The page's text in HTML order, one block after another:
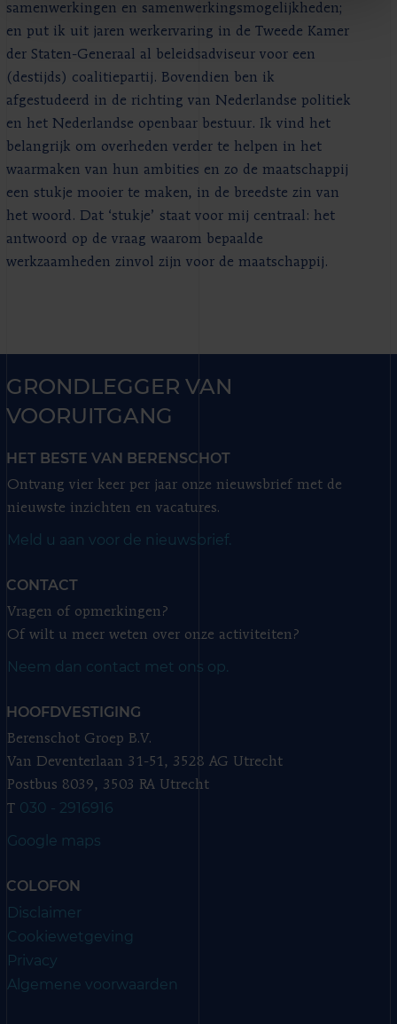
samenwerkingen en samenwerkingsmogelijkheden;
en put ik uit jaren werkervaring in de Tweede Kamer
der Staten-Generaal al beleidsadviseur voor een
(destijds) coalitiepartij. Bovendien ben ik
afgestudeerd in de richting van Nederlandse politiek
en het Nederlandse openbaar bestuur. Ik vind het
belangrijk om overheden verder te helpen in het
waarmaken van hun ambities en zo de maatschappij
een stukje mooier te maken, in de breedste zin van
het woord. Dat ‘stukje’ staat voor mij centraal: het
antwoord op de vraag waarom bepaalde
werkzaamheden zinvol zijn voor de maatschappij.
GRONDLEGGER VAN
VOORUITGANG
HET BESTE VAN BERENSCHOT
Ontvang vier keer per jaar onze nieuwsbrief met de
nieuwste inzichten en vacatures.
Meld u aan voor de nieuwsbrief.
CONTACT
Vragen of opmerkingen?
Of wilt u meer weten over onze activiteiten?
Neem dan contact met ons op.
HOOFDVESTIGING
Berenschot Groep B.V.
Van Deventerlaan 31-51, 3528 AG Utrecht
Postbus 8039, 3503 RA Utrecht
T 030 - 2916916
Google maps
COLOFON
Disclaimer
Cookiewetgeving
Privacy
Algemene voorwaarden